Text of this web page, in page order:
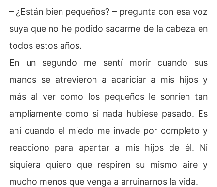
– ¿Están bien pequeños? – pregunta con esa voz
suya que no he podido sacarme de la cabeza en
todos estos años.
En un segundo me sentí morir cuando sus
manos se atrevieron a acariciar a mis hijos y
más al ver como los pequeños le sonríen tan
ampliamente como si nada hubiese pasado. Es
ahí cuando el miedo me invade por completo y
reacciono para apartar a mis hijos de él. Ni
siquiera quiero que respiren su mismo aire y
mucho menos que venga a arruinarnos la vida.